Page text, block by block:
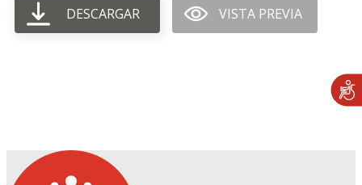
DESCARGAR VISTA PREVIA